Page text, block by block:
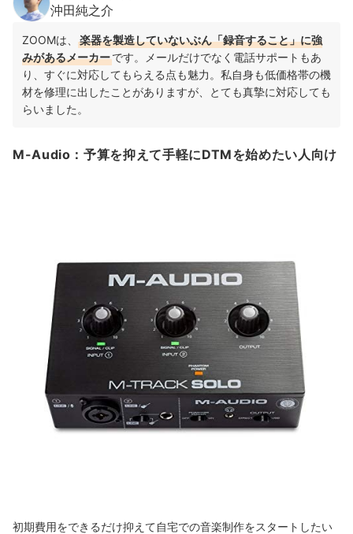
沖田純之介
ZOOMは、
楽器を製造していないぶん「録音すること」に強
みがあるメーカーです。メールだけでなく電話サポートもあ
り、すぐに対応してもらえる点も魅力。私自身も低価格帯の機
材を修理に出したことがありますが、とても真摯に対応しても
らいました。
M-Audio：予算を抑えて手軽にDTMを始めたい人向け
初期費用をできるだけ抑えて自宅での音楽制作をスタートしたい